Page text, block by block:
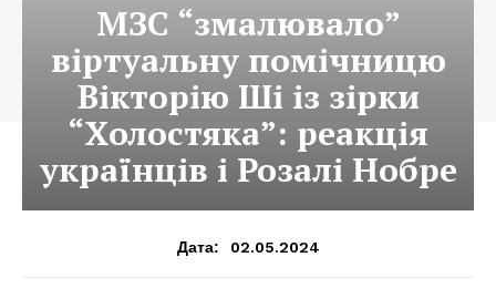
МЗС “змалювало”
віртуальну помічницю
Вікторію Ші із зірки
“Холостяка”: реакція
українців і Розалі Нобре
Дата: 02.05.2024